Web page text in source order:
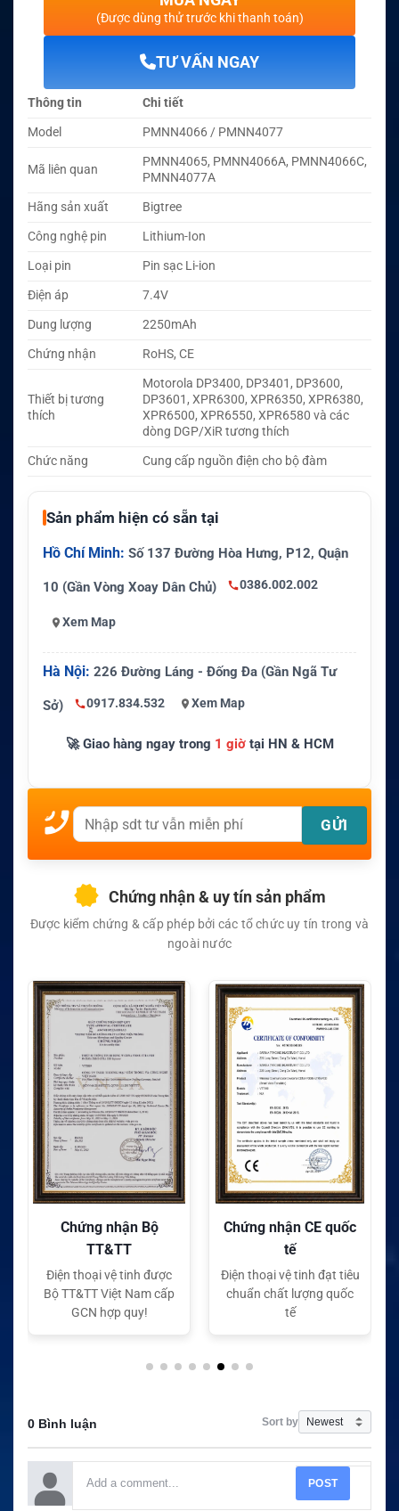
(Được dùng thử trước khi thanh toán)
TƯ VẤN NGAY
Thông tin
Chi tiết
Model
PMNN4066 / PMNN4077
Mã liên quan
PMNN4065, PMNN4066A, PMNN4066C,
PMNN4077A
Hãng sản xuất
Bigtree
Công nghệ pin
Lithium-Ion
Loại pin
Pin sạc Li-ion
Điện áp
7.4V
Dung lượng
2250mAh
Chứng nhận
RoHS, CE
Thiết bị tương
thích
Motorola DP3400, DP3401, DP3600,
DP3601, XPR6300, XPR6350, XPR6380,
XPR6500, XPR6550, XPR6580 và các
dòng DGP/XiR tương thích
Chức năng
Cung cấp nguồn điện cho bộ đàm
Sản phẩm hiện có sẵn tại
Hồ Chí Minh: Số 137 Đường Hòa Hưng, P12, Quận
10 (Gần Vòng Xoay Dân Chủ) 0386.002.002
Xem Map
Hà Nội: 226 Đường Láng - Đống Đa (Gần Ngã Tư
Sở) 0917.834.532 Xem Map
🚀 Giao hàng ngay trong 1 giờtại HN & HCM
Chứng nhận & uy tín sản phẩm
Được kiểm chứng & cấp phép bởi các tổ chức uy tín trong và
ngoài nước
Chứng nhận Bộ
TT&TT
Điện thoại vệ tinh được
Bộ TT&TT Việt Nam cấp
GCN hợp quy!
Chứng nhận CE quốc
tế
Điện thoại vệ tinh đạt tiêu
chuẩn chất lượng quốc
tế
0 Bình luận Sort by
POST